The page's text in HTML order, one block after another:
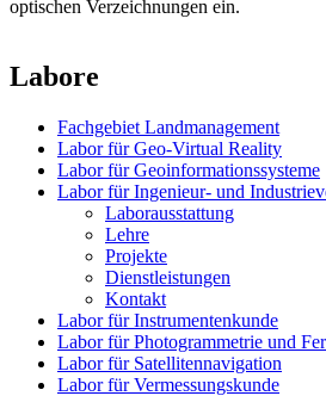
optischen Verzeichnungen ein.
Labore
Fachgebiet Landmanagement
Labor für Geo-Virtual Reality
Labor für Geoinformationssysteme
Labor für Ingenieur- und
Laborausstattung
Lehre
Projekte
Dienstleistungen
Kontakt
Labor für Instrumentenkunde
Labor für Photogrammetrie und
Labor für Satellitennavigation
Labor für Vermessungskunde